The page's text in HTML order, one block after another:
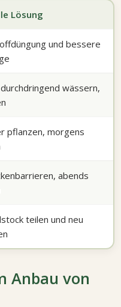
Lösung
und bessere
wässern,
pflanzen, morgens
abends
teilen und neu
Anbau von